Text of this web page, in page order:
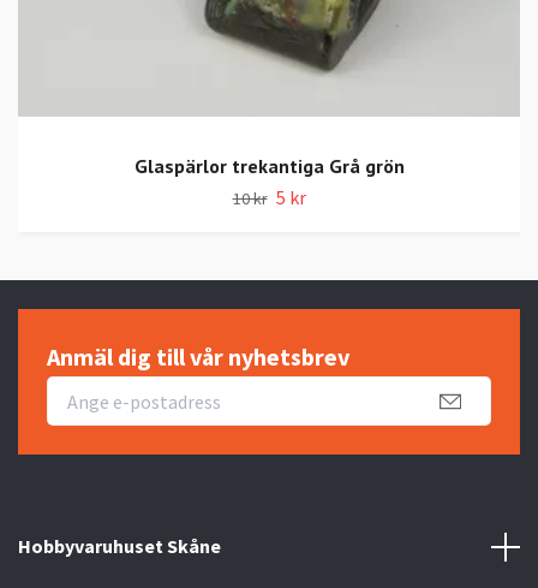
Glaspärlor trekantiga Grå grön
10 kr 5 kr
Anmäl dig till vår nyhetsbrev
Hobbyvaruhuset Skåne